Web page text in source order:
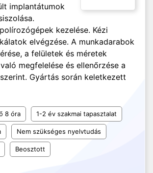
implantátumok
kezelése. Kézi
elvégzése. A munkadarabok
a felületek és méretek
megfelelése és ellenőrzése a
Gyártás során keletkezett
8 óra 1-2 év szakmai tapasztalat
Nem szükséges nyelvtudás
Beosztott